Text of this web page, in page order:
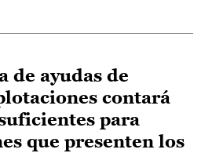
de ayudas de
contará
para
que presenten los